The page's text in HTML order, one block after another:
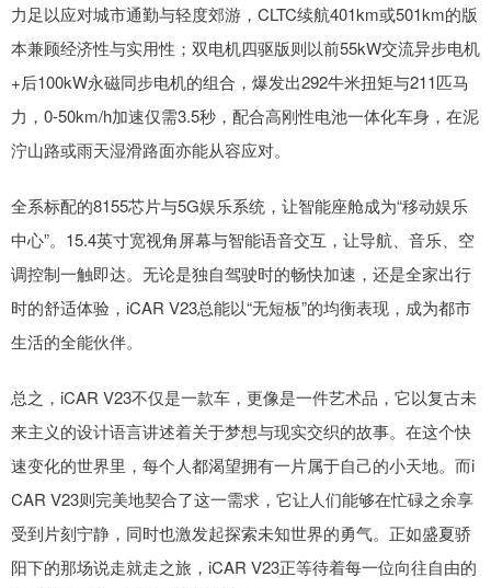
力足以应对城市通勤与轻度郊游，CLTC续航401km或501km的版
本兼顾经济性与实用性；双电机四驱版则以前55kW交流异步电机
+后100kW永磁同步电机的组合，爆发出292牛米扭矩与211匹马
力，0-50km/h加速仅需3.5秒，配合高刚性电池一体化车身，在泥
泞山路或雨天湿滑路面亦能从容应对。
全系标配的8155芯片与5G娱乐系统，让智能座舱成为“移动娱乐
中心”。15.4英寸宽视角屏幕与智能语音交互，让导航、音乐、空
调控制一触即达。无论是独自驾驶时的畅快加速，还是全家出行
时的舒适体验，iCAR V23总能以“无短板”的均衡表现，成为都市
生活的全能伙伴。
总之，iCAR V23不仅是一款车，更像是一件艺术品，它以复古未
来主义的设计语言讲述着关于梦想与现实交织的故事。在这个快
速变化的世界里，每个人都渴望拥有一片属于自己的小天地。而i
CAR V23则完美地契合了这一需求，它让人们能够在忙碌之余享
受到片刻宁静，同时也激发起探索未知世界的勇气。正如盛夏骄
阳下的那场说走就走之旅，iCAR V23正等待着每一位向往自由的